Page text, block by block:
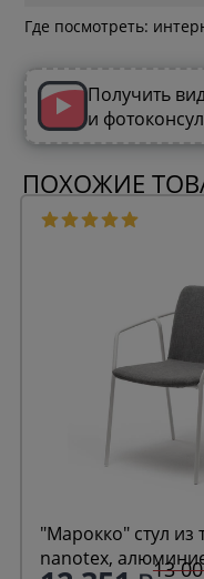
Где посмотреть:
Получить
и
ПОХОЖИЕ
"Марокко" стул из
nanotex,
13